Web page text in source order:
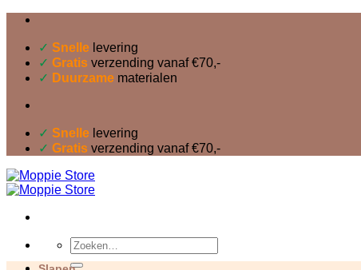
inhoud✓ Snelle levering
✓ Gratis verzending vanaf €70,-
✓ Duurzame materialen
✓ Snelle levering
✓ Gratis verzending vanaf €70,-
Zoeken
naar: